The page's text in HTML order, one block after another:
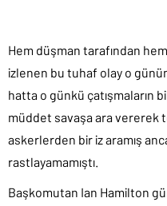
Hem düşman tarafından
izlenen bu tuhaf olay o
hatta o günkü çatışmaların
müddet savaşa ara vererek
askerlerden bir iz aramış
rastlayamamıştı.
Başkomutan Ian Hamilton